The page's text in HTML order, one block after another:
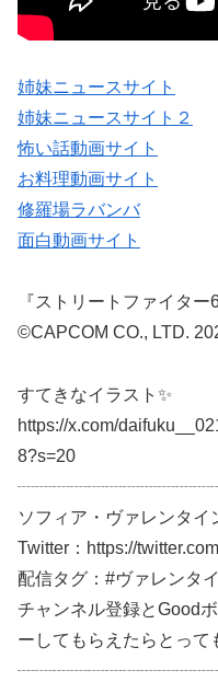
姉妹ニュースサイト
姉妹ニュースサイト２
怖い話動画サイト
お料理動画サイト
修羅場ラバンバ
面白動画サイト
『ストリートファイター6
©CAPCOM CO., LTD.
すてきなイラスト✨
https://x.com/
8?s=20
ソフィア・ヴァレンタ
Twitter：https://
配信タグ：#ヴァレンタ
チャンネル登録とGood
ーしてもらえたらとって